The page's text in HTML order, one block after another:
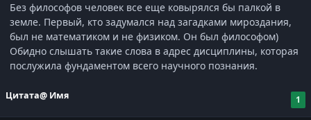
Без философов человек все еще ковырялся бы палкой в
земле. Первый, кто задумался над загадками мироздания,
был не математиком и не физиком. Он был философом)
Обидно слышать такие слова в адрес дисциплины, которая
послужила фундаментом всего научного познания.
Цитата@ Имя 1